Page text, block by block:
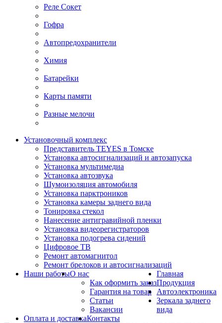
Реле Сокет
Гофра
Автопредохранители
Химия
Батарейки
Карты памяти
Разные мелочи
Установочный комплекс
Представитель TEYES в Томске
Установка автосигнализаций и автозапуска
Установка мультимедиа
Установка автозвука
Шумоизоляция автомобиля
Установка парктроников
Установка камеры заднего вида
Тонировка стекол
Нанесение антигравийной пленки
Установка видеорегистраторов
Установка подогрева сидений
Цифровое ТВ
Ремонт автомагнитол
Ремонт брелоков и автосигнализаций
Наши работыО нас
Как оформить заказ
Гарантия на товар
Статьи
Вакансии
Оплата и доставкаКонтакты
Главная
Продукция
Автоэлектроника
Зеркала заднего
вида